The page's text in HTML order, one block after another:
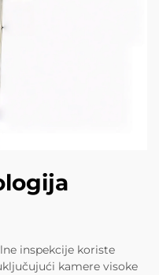
inspekcije koriste
kamere visoke